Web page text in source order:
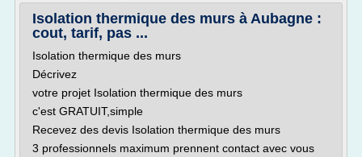
Isolation thermique des murs à Aubagne :
cout, tarif, pas ...
Isolation thermique des murs
Décrivez
votre projet Isolation thermique des murs
c'est GRATUIT,simple
Recevez des devis Isolation thermique des murs
3 professionnels maximum prennent contact avec vous